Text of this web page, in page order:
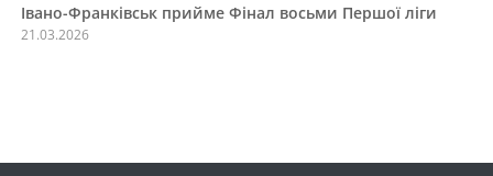
Івано-Франківськ прийме Фінал восьми Першої ліги
21.03.2026